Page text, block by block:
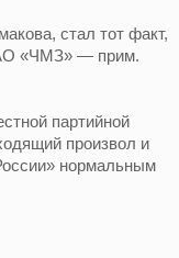
стал тот факт,
«ЧМЗ» — прим.
партийной
произвол и
нормальным